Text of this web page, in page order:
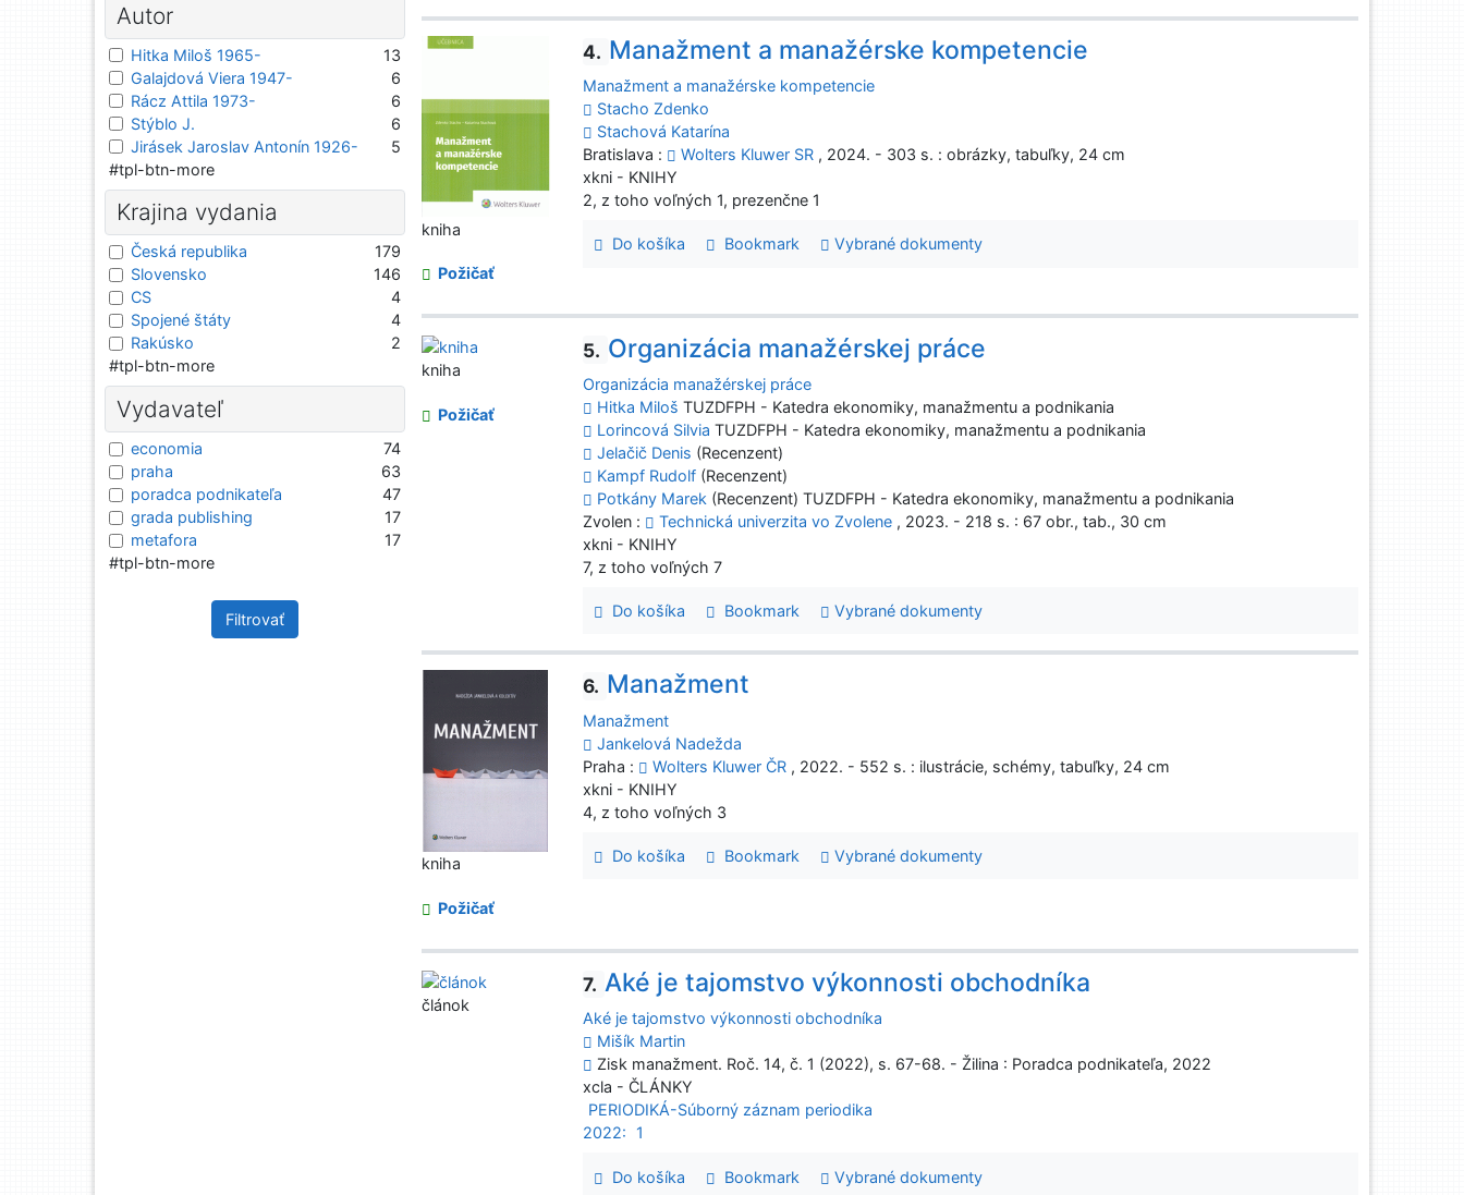
4. Manažment a manažérske kompetencie
Manažment a manažérske kompetencie
Stacho Zdenko
Stachová Katarína
Bratislava :
Wolters Kluwer SR , 2024. - 303 s. : obrázky, tabuľky, 24 cm
xkni - KNIHY
2, z toho voľných 1, prezenčne 1
Do košíka Bookmark Vybrané dokumenty
kniha
Požičať
5. Organizácia manažérskej práce
Organizácia manažérskej práce
Hitka Miloš TUZDFPH - Katedra ekonomiky, manažmentu a podnikania
Lorincová Silvia TUZDFPH - Katedra ekonomiky, manažmentu a podnikania
Jelačič Denis (Recenzent)
Kampf Rudolf (Recenzent)
Potkány Marek (Recenzent) TUZDFPH - Katedra ekonomiky, manažmentu a podnikania
Zvolen :
Technická univerzita vo Zvolene , 2023. - 218 s. : 67 obr., tab., 30 cm
xkni - KNIHY
7, z toho voľných 7
Do košíka Bookmark Vybrané dokumenty
kniha
Požičať
6. Manažment
Manažment
Jankelová Nadežda
Praha :
Wolters Kluwer ČR , 2022. - 552 s. : ilustrácie, schémy, tabuľky, 24 cm
xkni - KNIHY
4, z toho voľných 3
Do košíka Bookmark Vybrané dokumenty
kniha
Požičať
7. Aké je tajomstvo výkonnosti obchodníka
Aké je tajomstvo výkonnosti obchodníka
Mišík Martin
Zisk manažment. Roč. 14, č. 1 (2022), s. 67-68. - Žilina : Poradca podnikateľa, 2022
xcla - ČLÁNKY
PERIODIKÁ-Súborný záznam periodika
2022:
1
Do košíka Bookmark Vybrané dokumenty
článok
Autor
Hitka Miloš 1965-
13
Galajdová Viera 1947-
6
Rácz Attila 1973-
6
Stýblo J.
6
Jirásek Jaroslav Antonín 1926-
5
#tpl-btn-more
Krajina vydania
Česká republika
179
Slovensko
146
CS
4
Spojené štáty
4
Rakúsko
2
#tpl-btn-more
Vydavateľ
economia
74
praha
63
poradca podnikateľa
47
grada publishing
17
metafora
17
#tpl-btn-more
Filtrovať